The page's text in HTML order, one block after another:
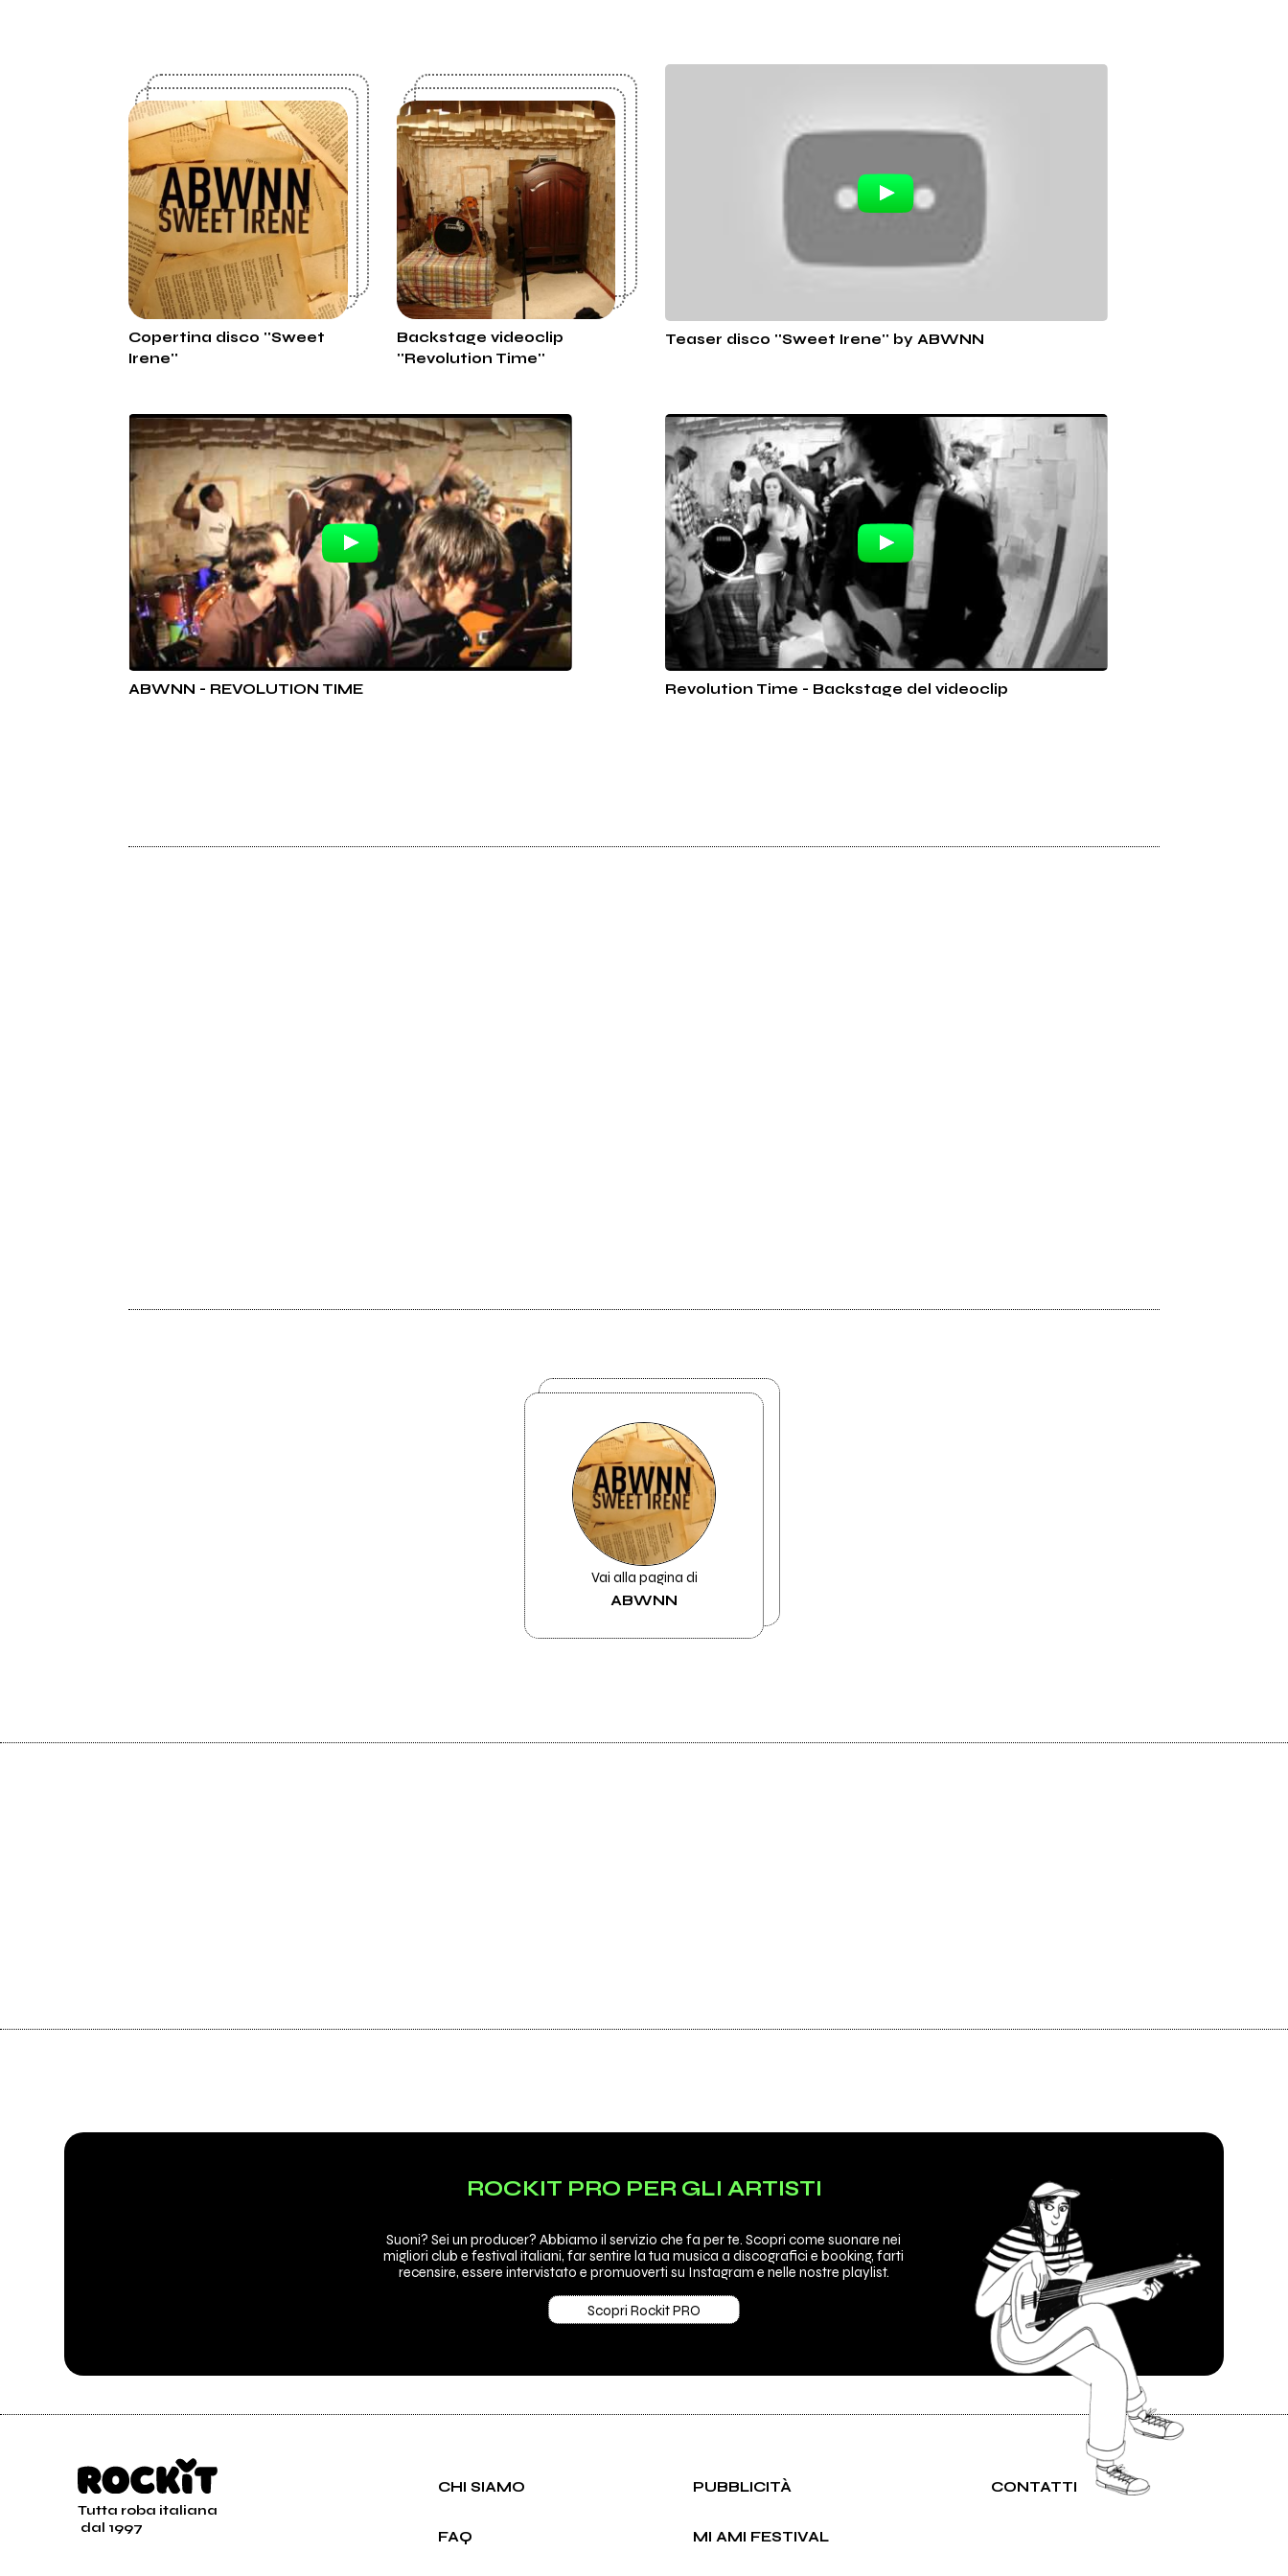
Copertina disco ''Sweet
Irene''
Backstage videoclip
''Revolution Time''
Teaser disco ''Sweet Irene'' by ABWNN
ABWNN - REVOLUTION TIME Revolution Time - Backstage del videoclip
Vai alla pagina di
ABWNN
ROCKIT PRO PER GLI ARTISTI
Suoni? Sei un producer? Abbiamo il servizio che fa per te. Scopri come suonare nei
migliori club e festival italiani, far sentire la tua musica a discografici e booking, farti
recensire, essere intervistato e promuoverti su Instagram e nelle nostre playlist.
Scopri Rockit PRO
Tutta roba italiana
dal 1997
CHI SIAMO PUBBLICITÀ CONTATTI
FAQ MI AMI FESTIVAL